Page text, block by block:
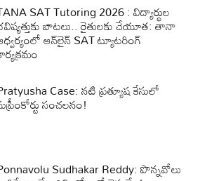
SAT Tutoring 2026 : విద్యార్థుల
బాటలు.. రైతులకు చేయూత: తానా
ఆన్‌లైన్ SAT ట్యూటరింగ్
Case: నటి ప్రత్యూష కేసులో
సంచలనం!
Sudhakar Reddy: పొన్నవోలు